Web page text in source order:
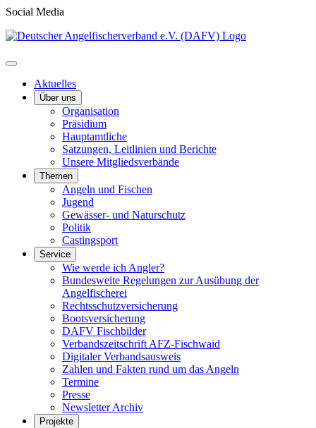
Social Media
Aktuelles
Über uns
Organisation
Präsidium
Hauptamtliche
Satzungen, Leitlinien und Berichte
Unsere Mitgliedsverbände
Themen
Angeln und Fischen
Jugend
Gewässer- und Naturschutz
Politik
Castingsport
Service
Wie werde ich Angler?
Bundesweite Regelungen zur Ausübung der
Angelfischerei
Rechtsschutzversicherung
Bootsversicherung
DAFV Fischbilder
Verbandszeitschrift AFZ-Fischwaid
Digitaler Verbandsausweis
Zahlen und Fakten rund um das Angeln
Termine
Presse
Newsletter Archiv
Projekte